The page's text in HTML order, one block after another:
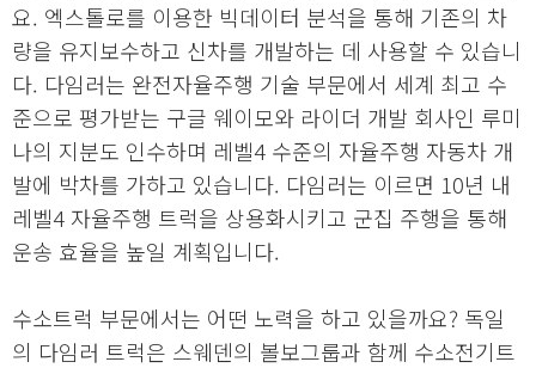
요. 엑스톨로를 이용한 빅데이터 분석을 통해 기존의 차
량을 유지보수하고 신차를 개발하는 데 사용할 수 있습니
다. 다임러는 완전자율주행 기술 부문에서 세계 최고 수
준으로 평가받는 구글 웨이모와 라이더 개발 회사인 루미
나의 지분도 인수하며 레벨4 수준의 자율주행 자동차 개
발에 박차를 가하고 있습니다. 다임러는 이르면 10년 내
레벨4 자율주행 트럭을 상용화시키고 군집 주행을 통해
운송 효율을 높일 계획입니다.
수소트럭 부문에서는 어떤 노력을 하고 있을까요? 독일
의 다임러 트럭은 스웨덴의 볼보그룹과 함께 수소전기트